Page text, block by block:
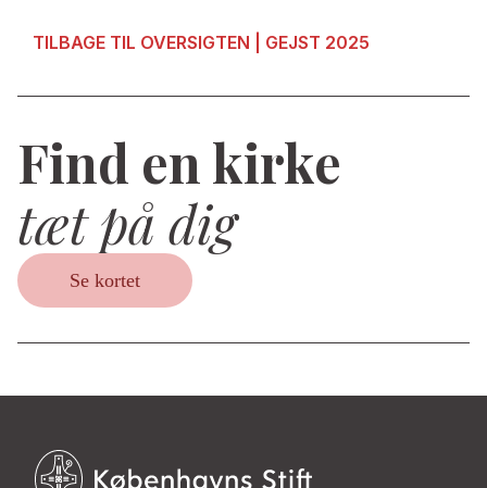
TILBAGE TIL OVERSIGTEN | GEJST 2025
Find en kirke
tæt på dig
Se kortet